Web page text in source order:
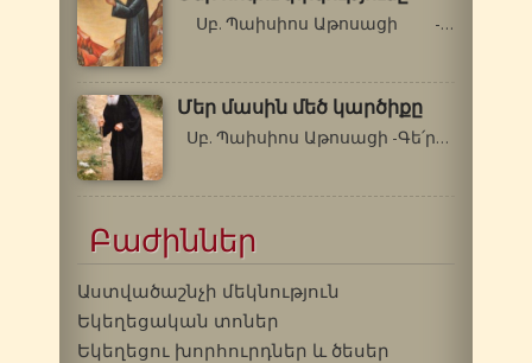
Սբ. Պաիսիոս Աթոսացի -Գե՛րոնդա,…
Մեր մասին մեծ կարծիքը
Սբ. Պաիսիոս Աթոսացի -Գե՛րոնդա, ինչու՞…
Բաժիններ
Աստվածաշնչի մեկնություն
Եկեղեցական տոներ
Եկեղեցու խորհուրդներ և ծեսեր